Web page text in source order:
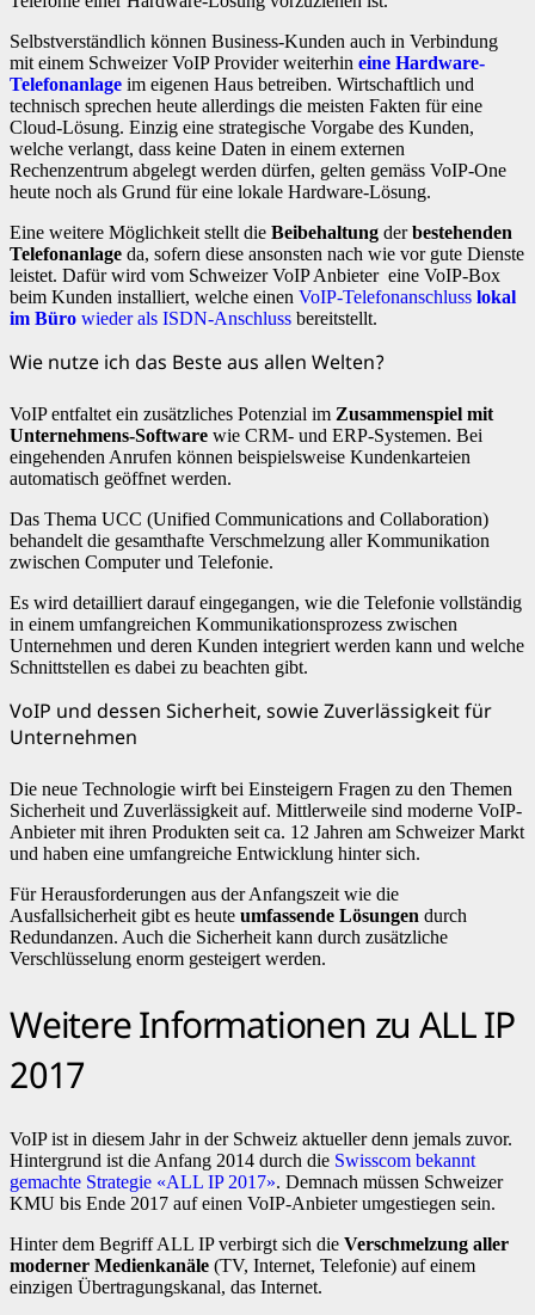
Selbstverständlich können Business-Kunden auch in Verbindung
mit einem Schweizer VoIP Provider weiterhin eine Hardware-
Telefonanlage im eigenen Haus betreiben. Wirtschaftlich und
technisch sprechen heute allerdings die meisten Fakten für eine
Cloud-Lösung. Einzig eine strategische Vorgabe des Kunden,
welche verlangt, dass keine Daten in einem externen
Rechenzentrum abgelegt werden dürfen, gelten gemäss VoIP-One
heute noch als Grund für eine lokale Hardware-Lösung.
Eine weitere Möglichkeit stellt die Beibehaltung derbestehenden
Telefonanlage da, sofern diese ansonsten nach wie vor gute Dienste
leistet. Dafür wird vom Schweizer VoIP Anbieter eine VoIP-Box
beim Kunden installiert, welche einen VoIP-Telefonanschluss lokal
im Büro wieder als ISDN-Anschluss bereitstellt.
Wie nutze ich das Beste aus allen Welten?
VoIP entfaltet ein zusätzliches Potenzial im Zusammenspiel mit
Unternehmens-Software wie CRM- und ERP-Systemen. Bei
eingehenden Anrufen können beispielsweise Kundenkarteien
automatisch geöffnet werden.
Das Thema UCC (Unified Communications and Collaboration)
behandelt die gesamthafte Verschmelzung aller Kommunikation
zwischen Computer und Telefonie.
Es wird detailliert darauf eingegangen, wie die Telefonie vollständig
in einem umfangreichen Kommunikationsprozess zwischen
Unternehmen und deren Kunden integriert werden kann und welche
Schnittstellen es dabei zu beachten gibt.
VoIP und dessen Sicherheit, sowie Zuverlässigkeit für
Unternehmen
Die neue Technologie wirft bei Einsteigern Fragen zu den Themen
Sicherheit und Zuverlässigkeit auf. Mittlerweile sind moderne VoIP-
Anbieter mit ihren Produkten seit ca. 12 Jahren am Schweizer Markt
und haben eine umfangreiche Entwicklung hinter sich.
Für Herausforderungen aus der Anfangszeit wie die
Ausfallsicherheit gibt es heute umfassende Lösungen durch
Redundanzen. Auch die Sicherheit kann durch zusätzliche
Verschlüsselung enorm gesteigert werden.
Weitere Informationen zu ALL IP
2017
VoIP ist in diesem Jahr in der Schweiz aktueller denn jemals zuvor.
Hintergrund ist die Anfang 2014 durch die Swisscom bekannt
gemachte Strategie «ALL IP 2017». Demnach müssen Schweizer
KMU bis Ende 2017 auf einen VoIP-Anbieter umgestiegen sein.
Hinter dem Begriff ALL IP verbirgt sich die Verschmelzung aller
moderner Medienkanäle (TV, Internet, Telefonie) auf einem
einzigen Übertragungskanal, das Internet.